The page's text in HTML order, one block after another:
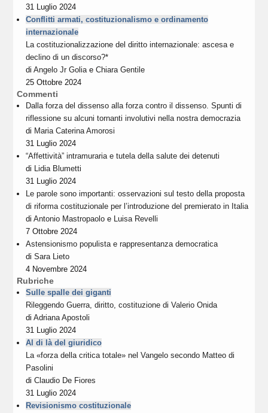
31 Luglio 2024
Conflitti armati, costituzionalismo e ordinamento
internazionale
La costituzionalizzazione del diritto internazionale: ascesa e
declino di un discorso?*
diAngelo Jr GoliaeChiara Gentile
25 Ottobre 2024
Commenti
Dalla forza del dissenso alla forza contro il dissenso. Spunti di
riflessione su alcuni tornanti involutivi nella nostra democrazia
di Maria Caterina Amorosi
31 Luglio 2024
“Affettività” intramuraria e tutela della salute dei detenuti
di Lidia Blumetti
31 Luglio 2024
Le parole sono importanti: osservazioni sul testo della proposta
di riforma costituzionale per l’introduzione del premierato in Italia
diAntonio Mastropaolo e Luisa Revelli
7 Ottobre 2024
Astensionismo populista e rappresentanza democratica
diSara Lieto
4 Novembre 2024
Rubriche
Sulle spalle dei giganti
Rileggendo Guerra, diritto, costituzione di Valerio Onida
diAdriana Apostoli
31 Luglio 2024
Al di là del giuridico
La «forza della critica totale» nel Vangelo secondo Matteo di
Pasolini
diClaudio De Fiores
31 Luglio 2024
Revisionismo costituzionale